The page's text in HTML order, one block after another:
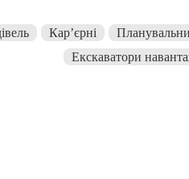
Кар’єрні
Екскаватори